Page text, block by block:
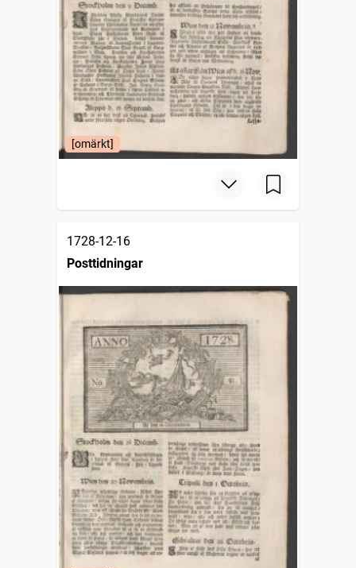
[omärkt]
1728-12-16
Posttidningar